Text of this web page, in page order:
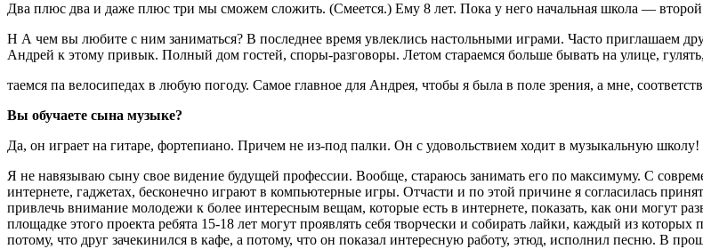
Два плюс два и даже плюс три мы сможем сложить. (Смеется.) Ему 8 лет. Пока у него начальная школа —
Н А чем вы любите с ним за­ниматься? В последнее время увлеклись настольными игра­ми. Часто приглашаем
Андрей к этому привык. Полный дом гостей, споры-разговоры. Летом стара­емся больше бывать на улице,
таемся па велосипедах в любую погоду. Самое главное для Ан­дрея, чтобы я была в поле зре­ния, а мне,
Вы обучаете сына музыке?
Да, он играет на гитаре, форте­пиано. Причем не из-под палки. Он с удовольствием ходит в му­зыкальную
Я не навязываю сыну свое ви­дение будущей профессии. Во­обще, стараюсь занимать его по максимуму. С
интернете, гаджетах, бесконечно играют в компью­терные игры. Отчасти и по этой причине я согласилась
привлечь вни­мание молодежи к более инте­ресным вещам, которые есть в интернете, показать, как они могут
площадке этого проекта ребята 15-18 лет могут проявлять себя творчески и со­бирать лайки, каждый из
потому, что друг зачекинился в кафе, а потому, что он показал инте­ресную работу, этюд, исполнил песню. В